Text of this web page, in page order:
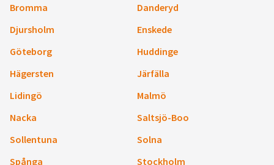
Bromma
Danderyd
Djursholm
Enskede
Göteborg
Huddinge
Hägersten
Järfälla
Lidingö
Malmö
Nacka
Saltsjö-Boo
Sollentuna
Solna
Spånga
Stockholm